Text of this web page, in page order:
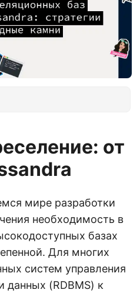
от
мире разработки
необходимость в
базах
Для многих
систем управления
данных (RDBMS) к